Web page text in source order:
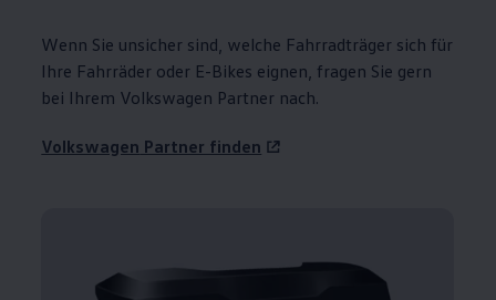
Wenn Sie unsicher sind, welche Fahrradträger sich für
Ihre Fahrräder oder E-Bikes eignen, fragen Sie gern
bei Ihrem Volkswagen Partner nach.
Volkswagen Partner finden